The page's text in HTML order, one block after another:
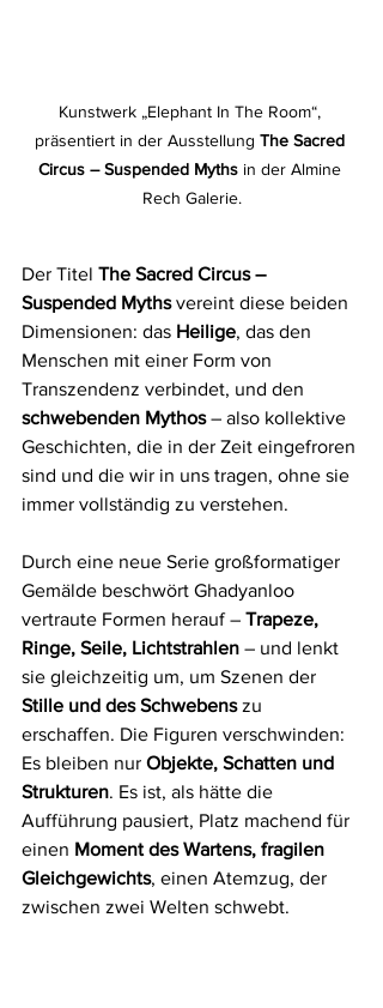
Kunstwerk „Elephant In The Room“,
präsentiert in der Ausstellung The Sacred
Circus – Suspended Myths in der Almine
Rech Galerie.
Der Titel The Sacred Circus –
Suspended Myths vereint diese beiden
Dimensionen: das Heilige, das den
Menschen mit einer Form von
Transzendenz verbindet, und den
schwebenden Mythos – also kollektive
Geschichten, die in der Zeit eingefroren
sind und die wir in uns tragen, ohne sie
immer vollständig zu verstehen.
Durch eine neue Serie großformatiger
Gemälde beschwört Ghadyanloo
vertraute Formen herauf – Trapeze,
Ringe, Seile, Lichtstrahlen – und lenkt
sie gleichzeitig um, um Szenen der
Stille und des Schwebens zu
erschaffen. Die Figuren verschwinden:
Es bleiben nur Objekte, Schatten und
Strukturen. Es ist, als hätte die
Aufführung pausiert, Platz machend für
einen Moment des Wartens, fragilen
Gleichgewichts, einen Atemzug, der
zwischen zwei Welten schwebt.